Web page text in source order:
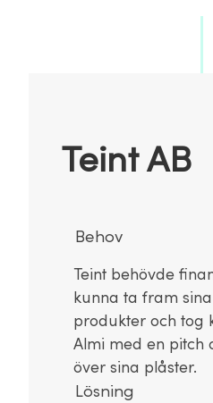
Teint AB
Behov
Teint behövde
kunna ta fram
produkter och tog
Almi med en pitch
över sina plåster.
Lösning